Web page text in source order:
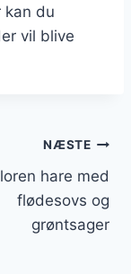
kan du
vil blive
NÆSTE
hare med
flødesovs og
grøntsager